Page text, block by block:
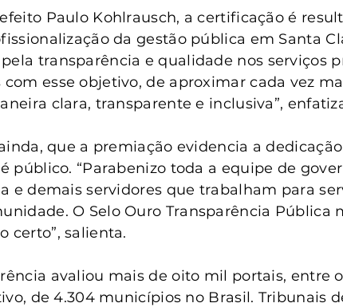
Paulo Kohlrausch, a certificação é
da gestão pública em Santa
transparência e qualidade nos serviços
com esse objetivo, de aproximar cada vez
clara, transparente e inclusiva”,
que a premiação evidencia a
público. “Parabenizo toda a equipe de
e demais servidores que trabalham para
O Selo Ouro Transparência Pública
certo”, salienta.
avaliou mais de oito mil portais, entre
de 4.304 municípios no Brasil. Tribunais